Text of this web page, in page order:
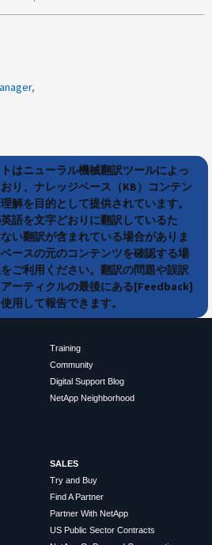
はニューラル機械翻訳ツールによっ
り、ナレッジベース（KB）コンテン
解を目的として提供されています。
語を文字どおりに翻訳しているた
い翻訳が含まれている場合がありま
ースの元のコンテンツを確認する場
ご利用ください。翻訳の問題や誤訳
ーティクルの最後にある[Feedback]
用して報告できます。
Training
Community
Digital Support Blog
NetApp Neighborhood
SALES
Try and Buy
Find A Partner
Partner With NetApp
US Public Sector Contracts